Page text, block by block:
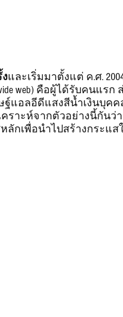
และเริ่มมาตั้งแต่ ค.ศ. 2004
web) คือผู้ได้รับคนแรก
ษฐ์แอลอีดีแสงสีน้ำเงินบุ
าะห์จากตัวอย่างนี้กันว่ารา
ลักเพื่อนำไปสร้างกระแ